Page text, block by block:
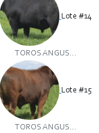
Lote #14
TOROS ANGUS...
Lote #15
TOROS ANGUS...